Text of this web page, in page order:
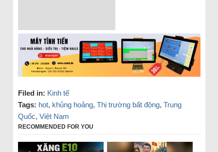
Filed in: Kinh tế
Tags: hot, khủng hoảng, Thị trường bất động, Trung
Quốc, Việt Nam
RECOMMENDED FOR YOU